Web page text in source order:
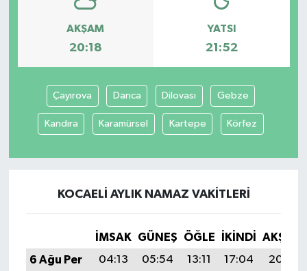
AKŞAM
20:18
YATSI
21:52
Çayırova Darıca Dilovası Gebze
Kandıra Karamürsel Kartepe Körfez
KOCAELI AYLIK NAMAZ VAKITLERI
İMSAK GÜNEŞ ÖĞLE İKINDI
AKŞAM
6 Ağu Per
04:13 05:54 13:11 17:04
20:18